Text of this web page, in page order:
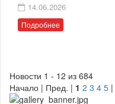
14.06.2026
Подробнее
Новости 1 - 12 из 684
Начало | Пред. | 1 2 3 4 5 |